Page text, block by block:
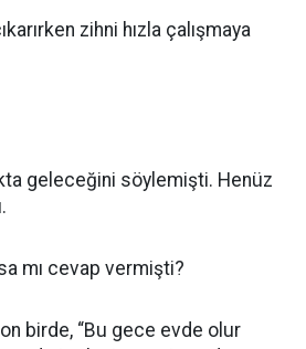
zihni hızla çalışmaya
geleceğini söylemişti. Henüz
mı cevap vermişti?
birde, “Bu gece evde olur